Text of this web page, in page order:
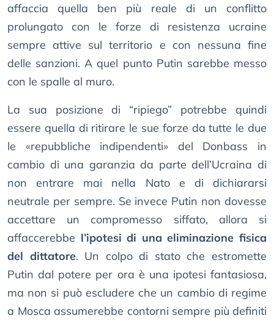
affaccia quella ben più reale di un conflitto
prolungato con le forze di resistenza ucraine
sempre attive sul territorio e con nessuna fine
delle sanzioni. A quel punto Putin sarebbe messo
con le spalle al muro.
La sua posizione di “ripiego” potrebbe quindi
essere quella di ritirare le sue forze da tutte le due
le «repubbliche indipendenti» del Donbass in
cambio di una garanzia da parte dell’Ucraina di
non entrare mai nella Nato e di dichiararsi
neutrale per sempre. Se invece Putin non dovesse
accettare un compromesso siffato, allora si
affaccerebbe l’ipotesi di una eliminazione fisica
del dittatore. Un colpo di stato che estromette
Putin dal potere per ora è una ipotesi fantasiosa,
ma non si può escludere che un cambio di regime
a Mosca assumerebbe contorni sempre più definiti